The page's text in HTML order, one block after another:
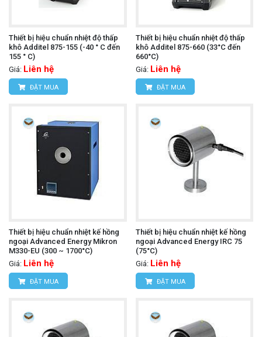
Thiết bị hiệu chuẩn nhiệt độ thấp
khô Additel 875-155 (-40 ° C đến
155 ° C)
Giá: Liên hệ
ĐẶT MUA
Thiết bị hiệu chuẩn nhiệt độ thấp
khô Additel 875-660 (33°C đến
660°C)
Giá: Liên hệ
ĐẶT MUA
Thiết bị hiệu chuẩn nhiệt kế hồng
ngoại Advanced Energy Mikron
M330-EU (300 ~ 1700°C)
Giá: Liên hệ
ĐẶT MUA
Thiết bị hiệu chuẩn nhiệt kế hồng
ngoại Advanced Energy IRC 75
(75°C)
Giá: Liên hệ
ĐẶT MUA